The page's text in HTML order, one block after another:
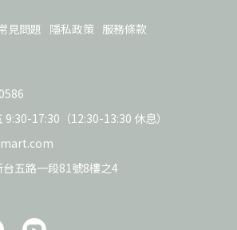
見問題 隱私政策 服務條款
17:30（12:30-13:30 休息）
五路一段81號8樓之4